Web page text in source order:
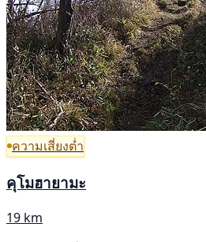
ความเสี่ยงต่ำ
คุโมฮายามะ
19 km